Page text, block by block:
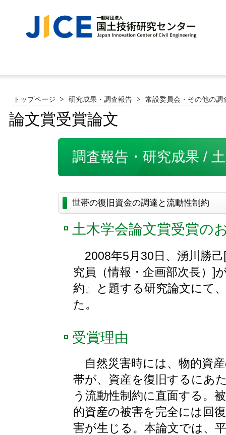
トップページ 研究成果・調査報告 常設委員会・その他の調
論文賞受賞論文
調査報告・研究成果 /
世帯の復旧資金の調達と流動性制約
土木学会論文賞受賞の
2008年5月30日、湧川勝
究員（情報・企画部次長）]
約』と題する研究論文にて
た。
受賞理由
自然災害時には、物的資
帯が、資産を復旧するにあ
う流動性制約に直面する。
的資産の被害を完全には回
害が生じる。本論文では、